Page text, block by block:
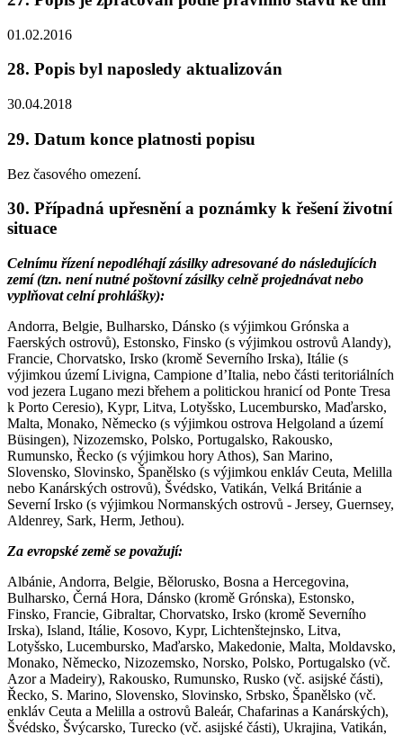
01.02.2016
28. Popis byl naposledy aktualizován
30.04.2018
29. Datum konce platnosti popisu
Bez časového omezení.
30. Případná upřesnění a poznámky k řešení životní
situace
Celnímu řízení nepodléhají zásilky adresované do následujících
zemí (tzn. není nutné poštovní zásilky celně projednávat nebo
vyplňovat celní prohlášky):
Andorra, Belgie, Bulharsko, Dánsko (s výjimkou Grónska a
Faerských ostrovů), Estonsko, Finsko (s výjimkou ostrovů Alandy),
Francie, Chorvatsko, Irsko (kromě Severního Irska), Itálie (s
výjimkou území Livigna, Campione d’Italia, nebo části teritoriálních
vod jezera Lugano mezi břehem a politickou hranicí od Ponte Tresa
k Porto Ceresio), Kypr, Litva, Lotyšsko, Lucembursko, Maďarsko,
Malta, Monako, Německo (s výjimkou ostrova Helgoland a území
Büsingen), Nizozemsko, Polsko, Portugalsko, Rakousko,
Rumunsko, Řecko (s výjimkou hory Athos), San Marino,
Slovensko, Slovinsko, Španělsko (s výjimkou enkláv Ceuta, Melilla
nebo Kanárských ostrovů), Švédsko, Vatikán, Velká Británie a
Severní Irsko (s výjimkou Normanských ostrovů - Jersey, Guernsey,
Aldenrey, Sark, Herm, Jethou).
Za evropské země se považují:
Albánie, Andorra, Belgie, Bělorusko, Bosna a Hercegovina,
Bulharsko, Černá Hora, Dánsko (kromě Grónska), Estonsko,
Finsko, Francie, Gibraltar, Chorvatsko, Irsko (kromě Severního
Irska), Island, Itálie, Kosovo, Kypr, Lichtenštejnsko, Litva,
Lotyšsko, Lucembursko, Maďarsko, Makedonie, Malta, Moldavsko,
Monako, Německo, Nizozemsko, Norsko, Polsko, Portugalsko (vč.
Azor a Madeiry), Rakousko, Rumunsko, Rusko (vč. asijské části),
Řecko, S. Marino, Slovensko, Slovinsko, Srbsko, Španělsko (vč.
enkláv Ceuta a Melilla a ostrovů Baleár, Chafarinas a Kanárských),
Švédsko, Švýcarsko, Turecko (vč. asijské části), Ukrajina, Vatikán,